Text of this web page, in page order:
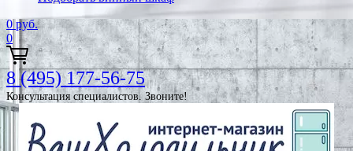
0 руб.
0
8 (495) 177-56-75
Консультация специалистов. Звоните!